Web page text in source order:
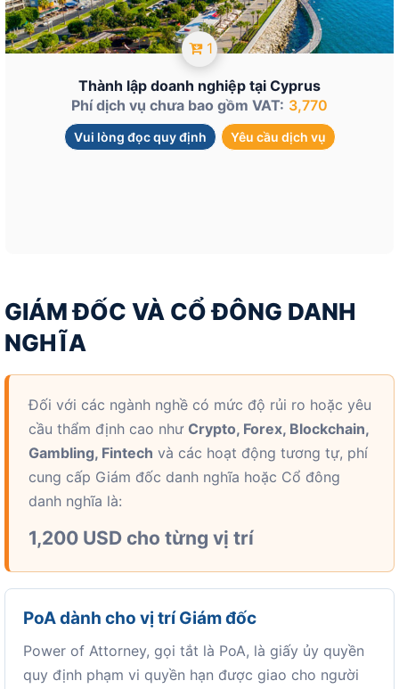
1
Thành lập doanh nghiệp tại Cyprus
Phí dịch vụ chưa bao gồm VAT: 3,770
Vui lòng đọc quy định Yêu cầu dịch vụ
GIÁM ĐỐC VÀ CỔ ĐÔNG DANH
NGHĨA
Đối với các ngành nghề có mức độ rủi ro hoặc yêu
cầu thẩm định cao như Crypto, Forex, Blockchain,
Gambling, Fintech và các hoạt động tương tự, phí
cung cấp Giám đốc danh nghĩa hoặc Cổ đông
danh nghĩa là:
1,200 USD cho từng vị trí
PoA dành cho vị trí Giám đốc
Power of Attorney, gọi tắt là PoA, là giấy ủy quyền
quy định phạm vi quyền hạn được giao cho người